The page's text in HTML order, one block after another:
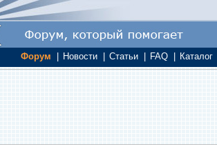
Форум Новости Статьи FAQ Каталог